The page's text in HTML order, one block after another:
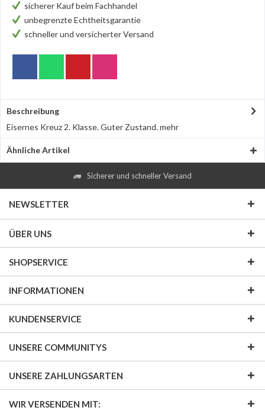
sicherer Kauf beim Fachhandel
unbegrenzte Echtheitsgarantie
schneller und versicherter Versand
Beschreibung
Eisernes Kreuz 2. Klasse. Guter Zustand.mehr
Ähnliche Artikel
Sicherer und schneller Versand
NEWSLETTER
ÜBER UNS
SHOPSERVICE
INFORMATIONEN
KUNDENSERVICE
UNSERE COMMUNITYS
UNSERE ZAHLUNGSARTEN
WIR VERSENDEN MIT: